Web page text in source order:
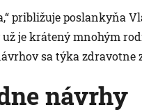
približuje poslankyňa
je krátený mnohým
sa týka zdravotne
návrhy